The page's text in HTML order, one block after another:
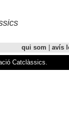
qui som
avís
Catclàssics.